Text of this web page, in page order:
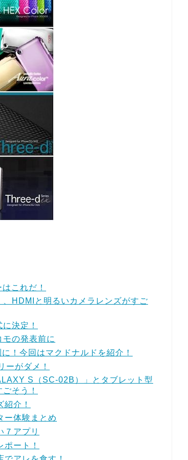
これだ！
HDMIと明るいカメラレンズがすご
決定！
の発表前に
！今回はマクドナルドを紹介！
ーがダメ！
S（SC-02B）」とタブレット型
そう！
介！
ー体験まとめ
７アプリ
ート！